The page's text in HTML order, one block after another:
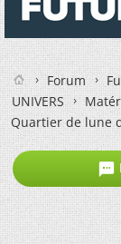
Forum
UNIVERS
Quartier de lune
